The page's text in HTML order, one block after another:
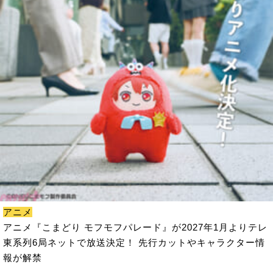
アニメ
アニメ『こまどり モフモフパレード』が2027年1月よりテレ
東系列6局ネットで放送決定！ 先行カットやキャラクター情
報が解禁